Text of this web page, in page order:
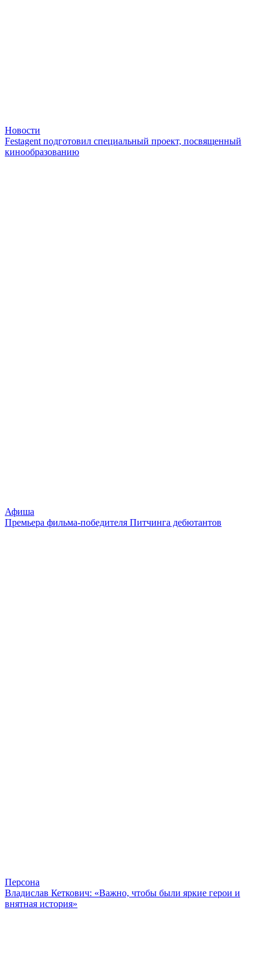
Новости
Festagent подготовил специальный проект, посвященный
кинообразованию
Афиша
Премьера фильма-победителя Питчинга дебютантов
Персона
Владислав Кеткович: «Важно, чтобы были яркие герои и
внятная история»